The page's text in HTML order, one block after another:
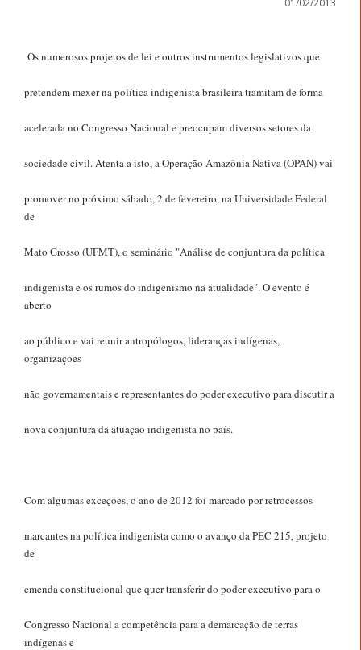
Os numerosos projetos de lei e outros instrumentos legislativos que
pretendem mexer na política indigenista brasileira tramitam de forma
acelerada no Congresso Nacional e preocupam diversos setores da
sociedade civil. Atenta a isto, a Operação Amazônia Nativa (OPAN) vai
promover no próximo sábado, 2 de fevereiro, na Universidade Federal
de
Mato Grosso (UFMT), o seminário "Análise de conjuntura da política
indigenista e os rumos do indigenismo na atualidade". O evento é
aberto
ao público e vai reunir antropólogos, lideranças indígenas,
organizações
não governamentais e representantes do poder executivo para discutir a
nova conjuntura da atuação indigenista no país.
Com algumas exceções, o ano de 2012 foi marcado por retrocessos
marcantes na política indigenista como o avanço da PEC 215, projeto
de
emenda constitucional que quer transferir do poder executivo para o
Congresso Nacional a competência para a demarcação de terras
indígenas e